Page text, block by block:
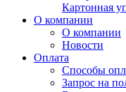
Картонная
О компании
О компании
Новости
Оплата
Способы
Запрос на